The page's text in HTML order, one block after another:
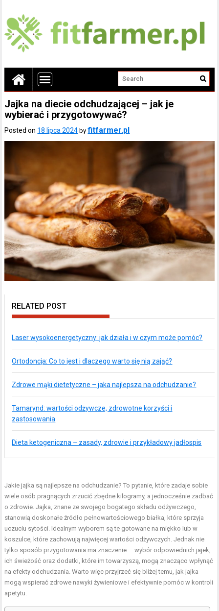
Jajka na diecie odchudzającej – jak je
wybierać i przygotowywać?
Posted on 18 lipca 2024 byfitfarmer.pl
RELATED POST
Laser wysokoenergetyczny: jak działa i w czym może pomóc?
Ortodoncja: Co to jest i dlaczego warto się nią zająć?
Zdrowe mąki dietetyczne – jaka najlepsza na odchudzanie?
Tamarynd: wartości odżywcze, zdrowotne korzyści i
zastosowania
Dieta ketogeniczna – zasady, zdrowie i przykładowy jadłospis
Jakie jajka są najlepsze na odchudzanie? To pytanie, które zadaje sobie
wiele osób pragnących zrzucić zbędne kilogramy, a jednocześnie zadbać
o zdrowie. Jajka, znane ze swojego bogatego składu odżywczego,
stanowią doskonałe źródło pełnowartościowego białka, które sprzyja
uczuciu sytości. Idealnym wyborem są te gotowane na miękko lub w
koszulce, które zachowują najwięcej wartości odżywczych. Jednak nie
tylko sposób przygotowania ma znaczenie — wybór odpowiednich jajek,
ich świeżość oraz dodatki, które im towarzyszą, mogą znacząco wpłynąć
na efekty odchudzania. Warto więc przyjrzeć się bliżej temu, jak jajka
mogą wspierać zdrowe nawyki żywieniowe i efektywnie pomóc w kontroli
apetytu.